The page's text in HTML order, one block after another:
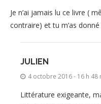
Je n’ai jamais lu ce livre (
contraire) et tu m’as
JULIEN
4 octobre 2016 - 16 h 48
Littérature exigeante,